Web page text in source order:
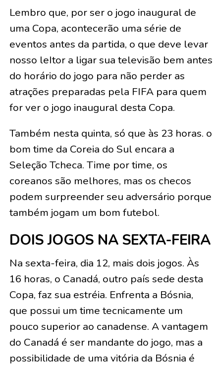
Lembro que, por ser o jogo inaugural de
uma Copa, acontecerão uma série de
eventos antes da partida, o que deve levar
nosso leItor a ligar sua televisão bem antes
do horário do jogo para não perder as
atrações preparadas pela FIFA para quem
for ver o jogo inaugural desta Copa.
Também nesta quinta, só que às 23 horas. o
bom time da Coreia do Sul encara a
Seleção Tcheca. Time por time, os
coreanos são melhores, mas os checos
podem surpreender seu adversário porque
também jogam um bom futebol.
DOIS JOGOS NA SEXTA-FEIRA
Na sexta-feira, dia 12, mais dois jogos. Às
16 horas, o Canadá, outro país sede desta
Copa, faz sua estréia. Enfrenta a Bósnia,
que possui um time tecnicamente um
pouco superior ao canadense. A vantagem
do Canadá é ser mandante do jogo, mas a
possibilidade de uma vitória da Bósnia é